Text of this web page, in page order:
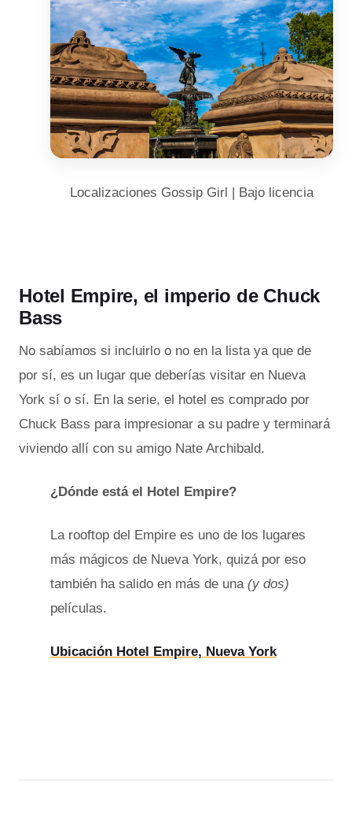
Localizaciones Gossip Girl | Bajo licencia
Hotel Empire, el imperio de Chuck
Bass
No sabíamos si incluirlo o no en la lista ya que de
por sí, es un lugar que deberías visitar en Nueva
York sí o sí. En la serie, el hotel es comprado por
Chuck Bass para impresionar a su padre y terminará
viviendo allí con su amigo Nate Archibald.
¿Dónde está el Hotel Empire?
La rooftop del Empire es uno de los lugares
más mágicos de Nueva York, quizá por eso
también ha salido en más de una (y dos)
películas.
Ubicación Hotel Empire, Nueva York